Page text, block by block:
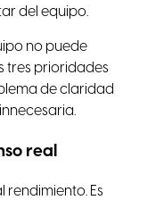
del equipo.
no puede
tres prioridades
de claridad
real
rendimiento. Es